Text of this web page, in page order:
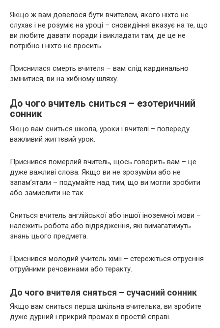
Якщо ж вам довелося бути вчителем, якого ніхто не
слухає і не розуміє на уроці – сновидіння вказує на те, що
ви любите давати поради і викладати там, де це не
потрібно і ніхто не просить.
Приснилася смерть вчителя – вам слід кардинально
змінитися, ви на хибному шляху.
До чого вчитель сниться – езотеричний
сонник
Якщо вам сниться школа, уроки і вчителі – попереду
важливий життєвий урок.
Приснився померлий вчитель, щось говорить вам – це
дуже важливі слова. Якщо ви не зрозуміли або не
запам’ятали – подумайте над тим, що ви могли зробити
або замислити не так.
Сниться вчитель англійської або іншої іноземної мови –
належить робота або відрядження, які вимагатимуть
знань цього предмета.
Приснився молодий учитель хімії – стережіться отруєння
отруйними речовинами або теракту.
До чого вчителя сняться – сучасний сонник
Якщо вам сниться перша шкільна вчителька, ви зробите
дуже дурний і прикрий промах в простій справі.